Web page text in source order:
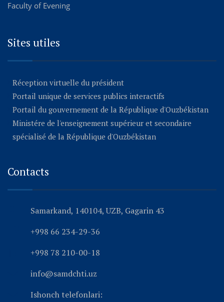
Faculty of Evening
Sites utiles
Réception virtuelle du président
Portail unique de services publics interactifs
Portail du gouvernement de la République d'Ouzbékistan
Ministére de l'enseignement supérieur et secondaire
spécialisé de la République d'Ouzbékistan
Contacts
Samarkand, 140104, UZB, Gagarin 43
+998 66 234-29-36
+998 78 210-00-18
info@samdchti.uz
Ishonch telefonlari: